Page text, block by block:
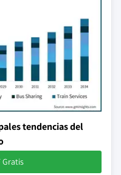
tendencias del
Gratis